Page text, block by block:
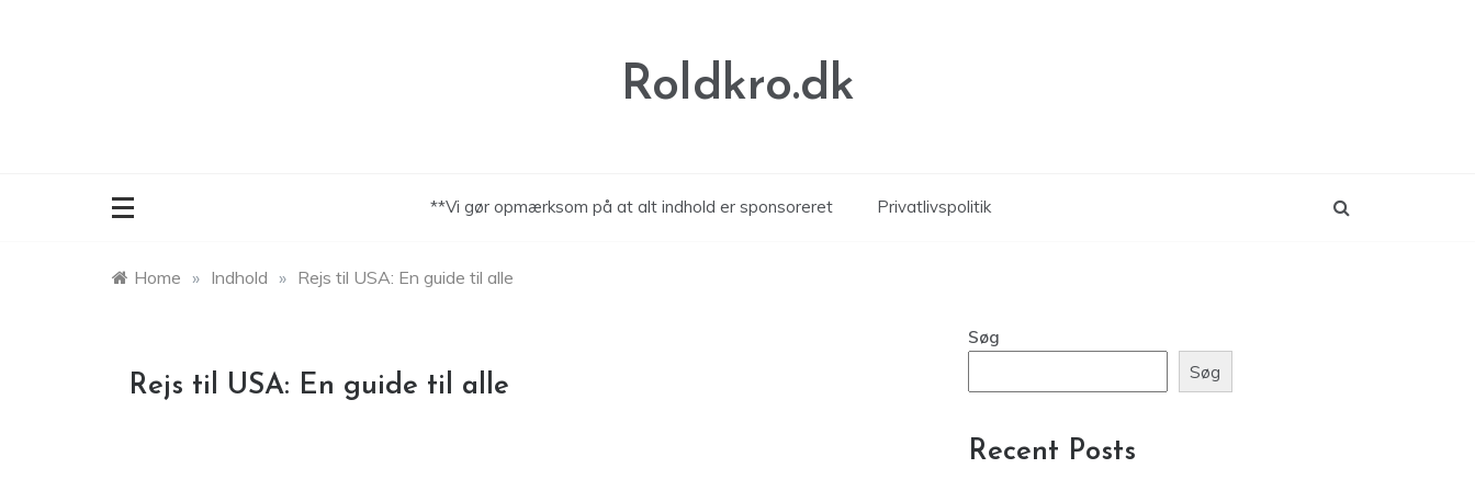
Roldkro.dk
**Vi gør opmærksom på at alt indhold er sponsoreret Privatlivspolitik
Home » Indhold » Rejs til USA: En guide til alle
Rejs til USA: En guide til alle
Søg
Søg
Recent Posts